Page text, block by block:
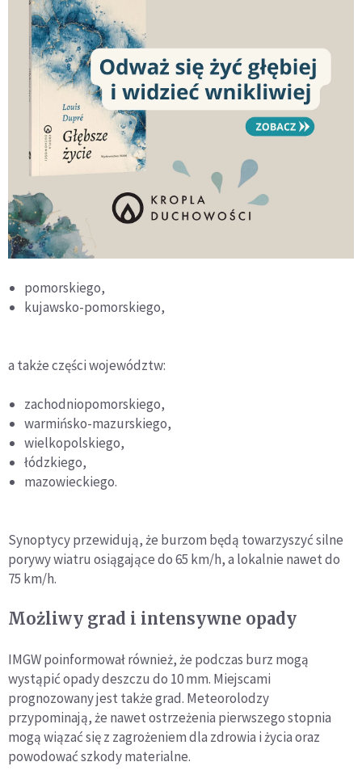
pomorskiego,
kujawsko-pomorskiego,
a także części województw:
zachodniopomorskiego,
warmińsko-mazurskiego,
wielkopolskiego,
łódzkiego,
mazowieckiego.
Synoptycy przewidują, że burzom będą towarzyszyć silne
porywy wiatru osiągające do 65 km/h, a lokalnie nawet do
75 km/h.
Możliwy grad i intensywne opady
IMGW poinformował również, że podczas burz mogą
wystąpić opady deszczu do 10 mm. Miejscami
prognozowany jest także grad. Meteorolodzy
przypominają, że nawet ostrzeżenia pierwszego stopnia
mogą wiązać się z zagrożeniem dla zdrowia i życia oraz
powodować szkody materialne.